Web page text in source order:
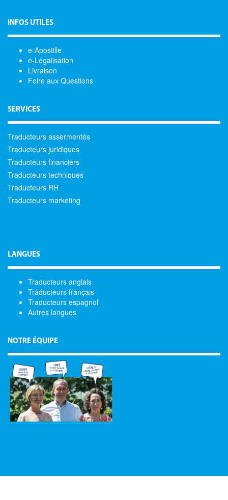
INFOS UTILES
e-Apostille
e-Légalisation
Livraison
Foire aux Questions
SERVICES
Traducteurs assermentés
Traducteurs juridiques
Traducteurs financiers
Traducteurs techniques
Traducteurs RH
Traducteurs marketing
LANGUES
Traducteurs anglais
Traducteurs français
Traducteurs espagnol
Autres langues
NOTRE ÉQUIPE